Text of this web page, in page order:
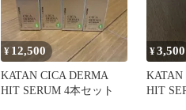
¥ 12,500
KATAN CICA DERMA
HIT SERUM 4本セット
¥3,500
KATAN
HIT